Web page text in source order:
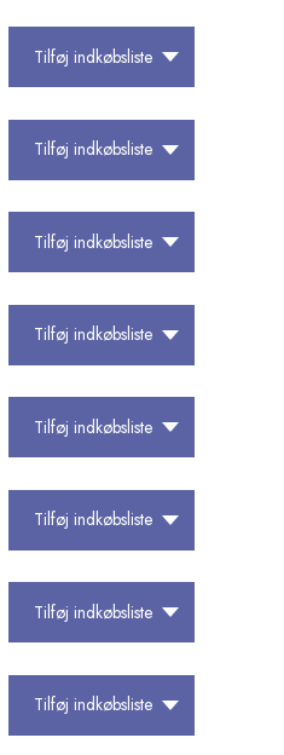
Tilføj indkøbsliste
Tilføj indkøbsliste
Tilføj indkøbsliste
Tilføj indkøbsliste
Tilføj indkøbsliste
Tilføj indkøbsliste
Tilføj indkøbsliste
Tilføj indkøbsliste